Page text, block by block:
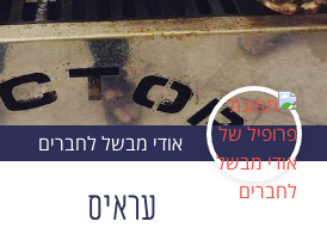
אודי מבשל לחברים
עראיס